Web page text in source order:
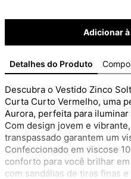
Adicionar
Detalhes do Produto
Descubra o Vestido Zinco
Curta Curto Vermelho, uma
Aurora, perfeita para
Com design jovem e
transpassado garantem um
Confeccionado em viscose
conforto para você brilhar
com sandálias de tiras finas